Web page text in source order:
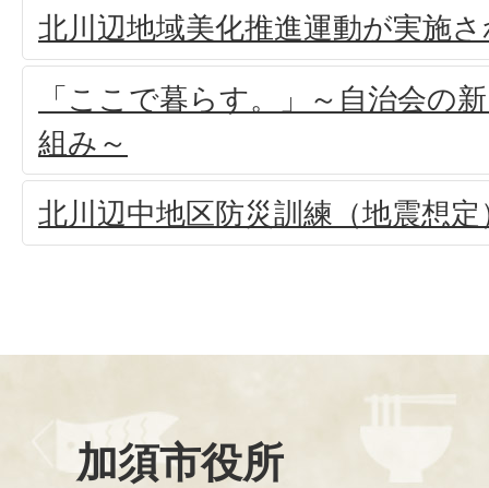
北川辺地域美化推進運動が実施
「ここで暮らす。」～自治会の
組み～
北川辺中地区防災訓練（地震想
加須市役所